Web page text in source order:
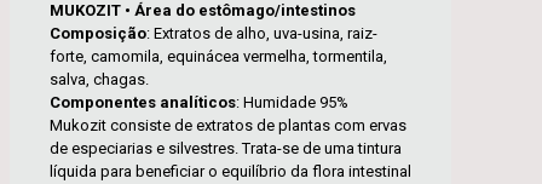
MUKOZIT • Área do estômago/intestinos
Composição: Extratos de alho, uva-usina, raiz-
forte, camomila, equinácea vermelha, tormentila,
salva, chagas.
Componentes analíticos: Humidade 95%
Mukozit consiste de extratos de plantas com ervas
de especiarias e silvestres. Trata-se de uma tintura
líquida para beneficiar o equilíbrio da flora intestinal